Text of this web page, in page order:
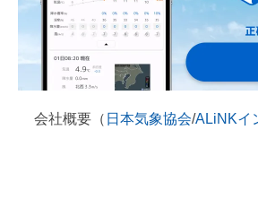
会社概要（ 日本気象協会/ALiNKイ